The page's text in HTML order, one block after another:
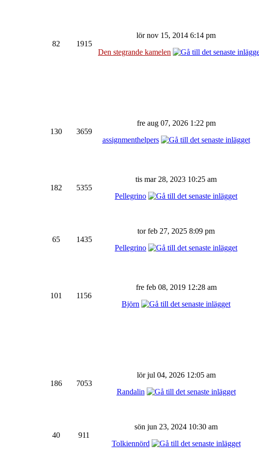
82 1915
lör nov 15, 2014 6:14 pm
Den stegrande kamelen
130 3659
fre aug 07, 2026 1:22 pm
assignmenthelpers
182 5355
tis mar 28, 2023 10:25 am
Pellegrino
65 1435
tor feb 27, 2025 8:09 pm
Pellegrino
101 1156
fre feb 08, 2019 12:28 am
Björn
186 7053
lör jul 04, 2026 12:05 am
Randalin
40 911
sön jun 23, 2024 10:30 am
Tolkiennörd